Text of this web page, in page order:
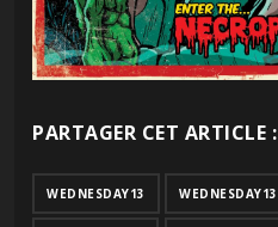
PARTAGER CET ARTICLE :
WEDNESDAY13 WEDNESDAY13